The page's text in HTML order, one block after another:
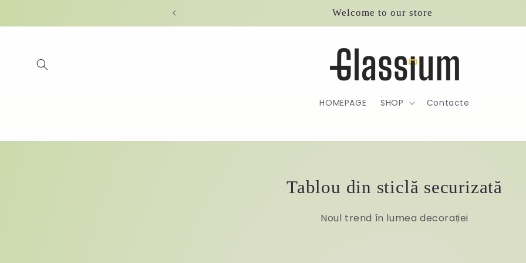
Welcome to our store
HOMEPAGE SHOP Contacte
Tablou din sticlă securizată
Noul trend în lumea decorației